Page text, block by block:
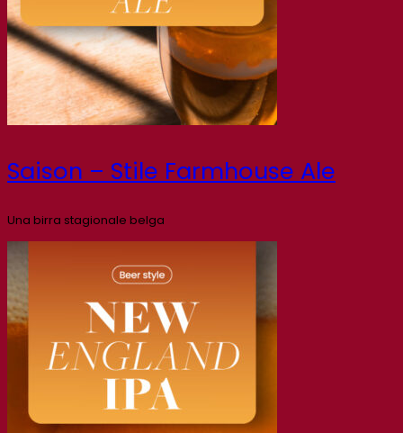
Saison – Stile Farmhouse Ale
Una birra stagionale belga